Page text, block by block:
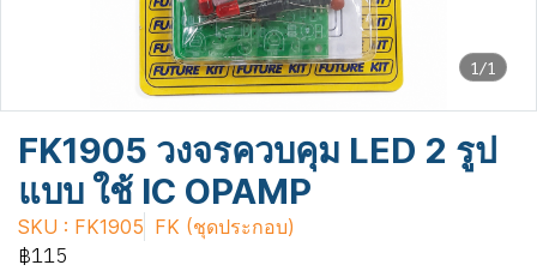
1/1
FK1905 วงจรควบคุม LED 2 รูป
แบบ ใช้ IC OPAMP
SKU : FK1905 FK (ชุดประกอบ)
฿115